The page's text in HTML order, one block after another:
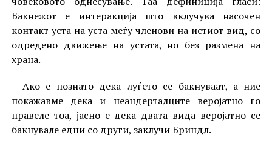
Бакнежот е интеракција што вклучува насочен
контакт уста на уста меѓу членови на истиот вид, со
одредено движење на устата, но без размена на
храна.
– Ако е познато дека луѓето се бакнуваат, а ние
покажавме дека и неандерталците веројатно го
правеле тоа, јасно е дека двата вида веројатно се
бакнувале едни со други, заклучи Бриндл.